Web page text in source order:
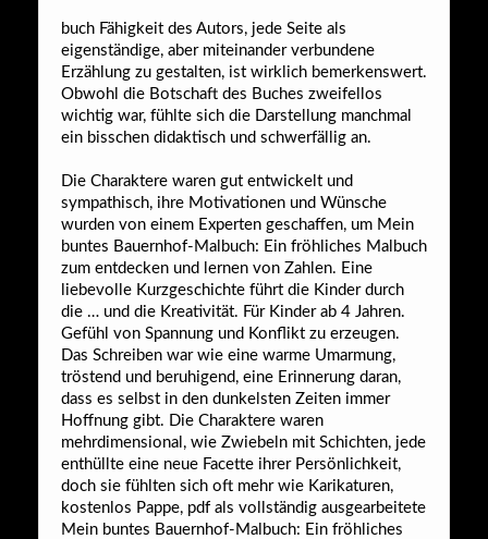
buch Fähigkeit des Autors, jede Seite als
eigenständige, aber miteinander verbundene
Erzählung zu gestalten, ist wirklich bemerkenswert.
Obwohl die Botschaft des Buches zweifellos
wichtig war, fühlte sich die Darstellung manchmal
ein bisschen didaktisch und schwerfällig an.
Die Charaktere waren gut entwickelt und
sympathisch, ihre Motivationen und Wünsche
wurden von einem Experten geschaffen, um Mein
buntes Bauernhof-Malbuch: Ein fröhliches Malbuch
zum entdecken und lernen von Zahlen. Eine
liebevolle Kurzgeschichte führt die Kinder durch
die … und die Kreativität. Für Kinder ab 4 Jahren.
Gefühl von Spannung und Konflikt zu erzeugen.
Das Schreiben war wie eine warme Umarmung,
tröstend und beruhigend, eine Erinnerung daran,
dass es selbst in den dunkelsten Zeiten immer
Hoffnung gibt. Die Charaktere waren
mehrdimensional, wie Zwiebeln mit Schichten, jede
enthüllte eine neue Facette ihrer Persönlichkeit,
doch sie fühlten sich oft mehr wie Karikaturen,
kostenlos Pappe, pdf als vollständig ausgearbeitete
Mein buntes Bauernhof-Malbuch: Ein fröhliches